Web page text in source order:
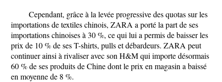
Cependant, grâce à la levée progressive des quotas sur les
importations de textiles chinois, ZARA a porté la part de ses
importations chinoises à 30 %, ce qui lui a permis de baisser les
prix de 10 % de ses T-shirts, pulls et débardeurs. ZARA peut
continuer ainsi à rivaliser avec son H&M qui importe désormais
60 % de ses produits de Chine dont le prix en magasin a baissé
en moyenne de 8 %.